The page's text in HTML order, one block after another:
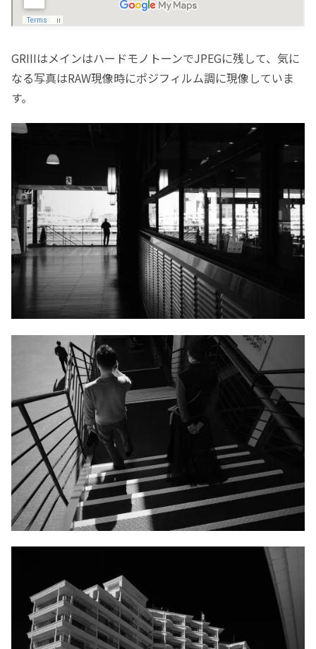
GRIIIはメインはハードモノトーンでJPEGに残して、気に
なる写真はRAW現像時にポジフィルム調に現像していま
す。